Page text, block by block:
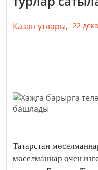
Казан утлары, 22
Татарстан
мөселманнар өчен